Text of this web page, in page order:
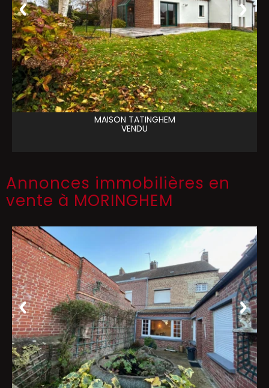
MAISON TATINGHEM
VENDU
Annonces immobilières en
vente à MORINGHEM